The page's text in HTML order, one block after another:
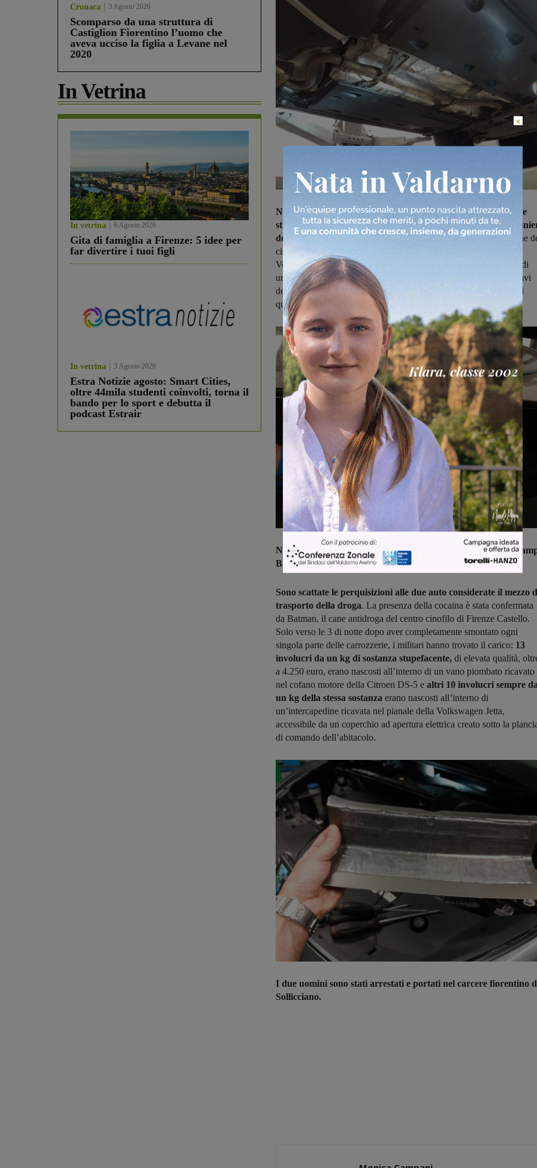
Cronaca 3 Agosto 2026
Scomparso da una struttura di
Castiglion Fiorentino l’uomo che
aveva ucciso la figlia a Levane nel
2020
In Vetrina
In vetrina 6 Agosto 2026
Gita di famiglia a Firenze: 5 idee per
far divertire i tuoi figli
In vetrina 3 Agosto 2026
Estra Notizie agosto: Smart Cities,
oltre 44mila studenti coinvolti, torna il
bando per lo sport e debutta il
podcast Estrair
Nel corso di alcuni controlli sul fronte dello spaccio di sostanze
stupefacenti tra il Valdarno fiorentino e la Valdisieve, i
della compagnia di Figlinesi sono appostati davanti all'abitazione
cittadino albanese a Sesto Fiorentino. L'uomo a bordo di una
Volkswagen Jetta è stato raggiunto dal 58enne di Pelago a bordo di
una Citroen DS-5. I militari, dopo aver visto lo scambio delle chiavi
delle auto, sono intervenuti e hanno fermato i due uomini, uno dei
quali dopo un tentativo di fuga.
Nell'abitazione del cittadino albanese e in un suo garage di
Bisenzio sono stati trovati 16.450 euro.
Sono scattate le perquisizioni alle due auto considerate il mezzo
trasporto della droga. La presenza della cocaina è stata confermata
da Batman, il cane antidroga del centro cinofilo di Firenze Castello.
Solo verso le 3 di notte dopo aver completamente smontato ogni
singola parte delle carrozzerie, i militari hanno trovato il carico: 13
involucri da un kg di sostanza stupefacente, di elevata qualità,
a 4.250 euro, erano nascosti all’interno di un vano piombato ricavato
nel cofano motore della Citroen DS-5 e altri 10 involucri sempre
un kg della stessa sostanza erano nascosti all’interno di
un’intercapedine ricavata nel pianale della Volkswagen Jetta,
accessibile da un coperchio ad apertura elettrica creato sotto la
di comando dell’abitacolo.
I due uomini sono stati arrestati e portati nel carcere fiorentino
Sollicciano.
×